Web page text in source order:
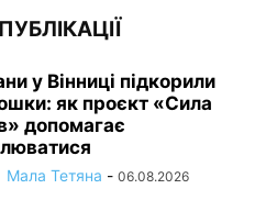
у Вінниці підкорили
як проєкт «Сила
допомагає
Мала Тетяна - 06.08.2026